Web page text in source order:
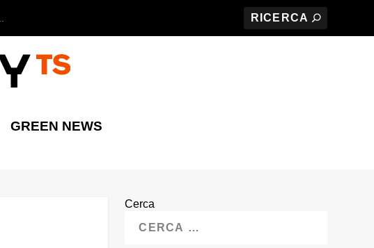
GREEN NEWS
Cerca